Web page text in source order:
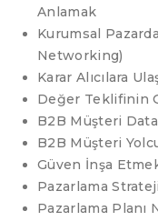
Anlamak
Kurumsal
Networking)
Karar Alıcılara
Değer Teklifinin
B2B Müşteri
B2B Müşteri
Güven İnşa
Pazarlama
Pazarlama Planı